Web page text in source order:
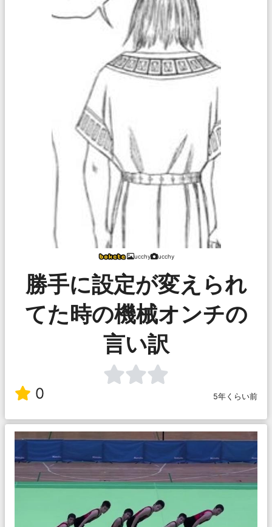
ucchy ucchy
勝手に設定が変えられ
てた時の機械オンチの
言い訳
0 5年くらい前